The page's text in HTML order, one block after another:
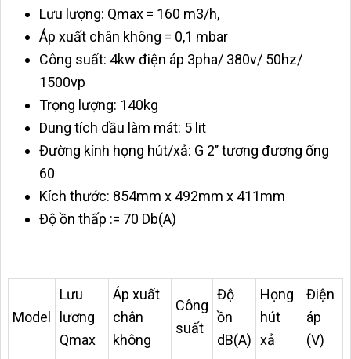
Lưu lượng: Qmax = 160 m3/h,
Áp xuất chân không = 0,1 mbar
Công suất: 4kw điện áp 3pha/ 380v/ 50hz/
1500vp
Trọng lượng: 140kg
Dung tích dầu làm mát: 5 lit
Đường kính họng hút/xả: G 2’’ tương đương ống
60
Kích thước: 854mm x 492mm x 411mm
Độ ồn thấp := 70 Db(A)
Model
Lưu
lương
Qmax
Áp xuất
chân
không
Công
suất
Độ
ồn
dB(A)
Họng
hút
xả
Điện
áp
(V)